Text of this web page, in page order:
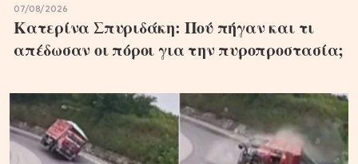
07/08/2026
Κατερίνα Σπυριδάκη: Πού πήγαν και τι
απέδωσαν οι πόροι για την πυροπροστασία;